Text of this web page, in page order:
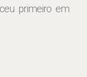
primeiro em